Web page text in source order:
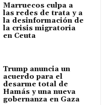
Marruecos culpa a
las redes de trata y a
la desinformación de
la crisis migratoria
en Ceuta
Trump anuncia un
acuerdo para el
desarme total de
Hamás y una nueva
gobernanza en Gaza